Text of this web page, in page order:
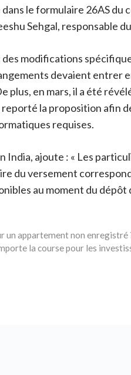
le formulaire 26AS
Sehgal,
modifications
devaient
plus, en mars, il a été
la proposition afin
requises.
India, ajoute : « Les
du versement
au moment du
appartement non enregistré
la course pour les